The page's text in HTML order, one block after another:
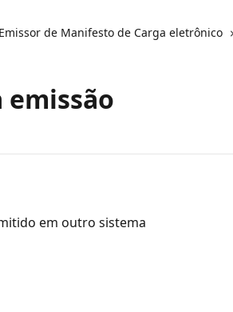
de Manifesto de Carga eletrônico
emissão
em outro sistema